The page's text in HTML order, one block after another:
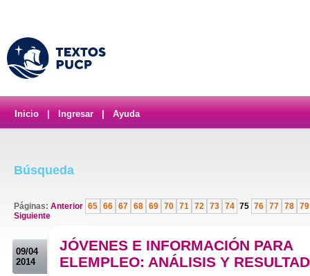
Inicio Ingresar Ayuda
Búsqueda
Páginas: Anterior 65 66 67 68 69 70 71 72 73 74 75 76 77 78 79
Siguiente
09/04
2014
JÓVENES E INFORMACIÓN PARA
ELEMPLEO: ANÁLISIS Y